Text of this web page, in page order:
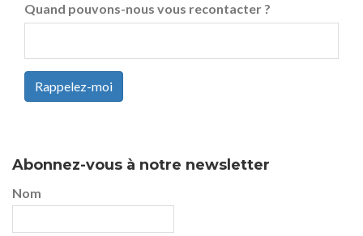
Quand pouvons-nous vous recontacter ?
Rappelez-moi
Abonnez-vous à notre newsletter
Nom